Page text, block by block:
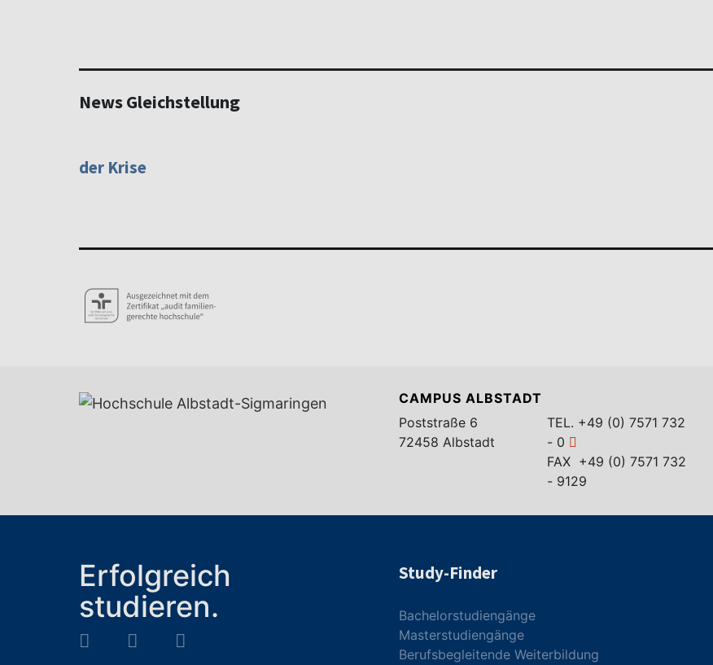
News Gleichstellung
Pressemitteilung 18.06.2020
der Krise
CAMPUS ALBSTADT
Poststraße 6
72458 Albstadt
TEL. +49 (0) 7571 732
- 0
FAX +49 (0) 7571 732
- 9129
Erfolgreich
studieren.
Study-Finder
Bachelorstudiengänge
Masterstudiengänge
Berufsbegleitende Weiterbildung